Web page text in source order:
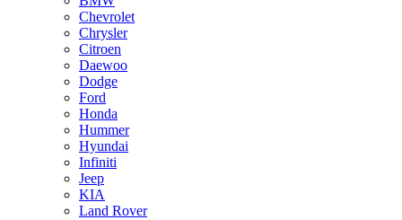
Chevrolet
Chrysler
Citroen
Daewoo
Dodge
Ford
Honda
Hummer
Hyundai
Infiniti
Jeep
KIA
Land Rover